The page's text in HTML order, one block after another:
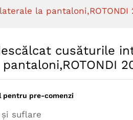
la pantaloni,ROTONDI
cusăturile
pentru pre-comenzi
suflare